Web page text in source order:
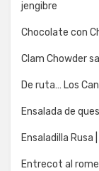
jengibre
Chocolate con
Clam Chowder
De ruta… Los
Ensalada de
Ensaladilla Rusa
Entrecot al